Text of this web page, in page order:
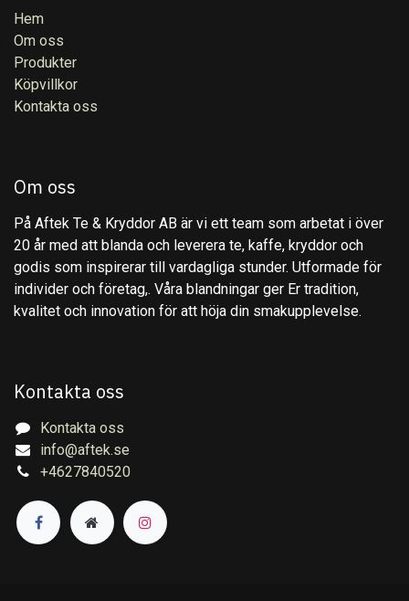
Hem
Om oss
Produkter
Köpvillkor
Kontakta oss
Om oss
På Aftek Te & Kryddor AB är vi ett team som arbetat i över
20 år med att blanda och leverera te, kaffe, kryddor och
godis som inspirerar till vardagliga stunder. Utformade för
individer och företag,. Våra blandningar ger Er tradition,
kvalitet och innovation för att höja din smakupplevelse.
Kontakta oss
Kontakta oss
info@aftek.se
+4627840520